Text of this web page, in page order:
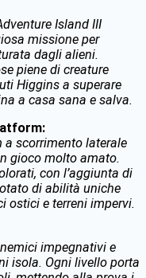
Island III
missione per
dagli alieni.
piene di creature
Higgins a superare
a casa sana e salva.
scorrimento laterale
gioco molto amato.
con l’aggiunta di
di abilità uniche
ostici e terreni impervi.
impegnativi e
isola. Ogni livello porta